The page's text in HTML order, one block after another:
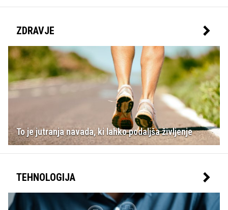
ZDRAVJE
To je jutranja navada, ki lahko podaljša življenje
TEHNOLOGIJA